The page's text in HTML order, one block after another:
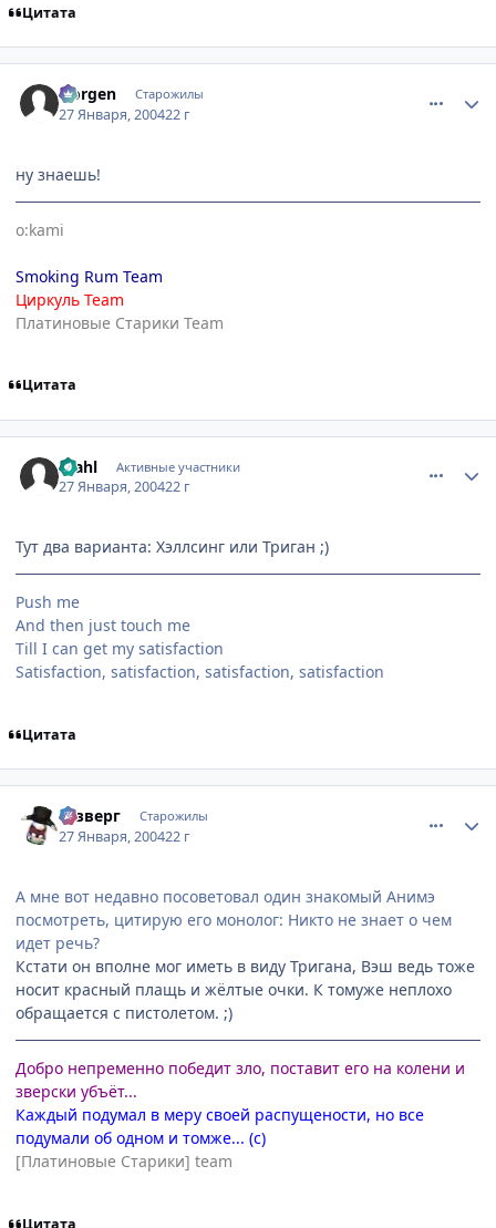
Цитата
Norgen Старожилы
27 Января, 200422 г
ну знаешь!
o:kami
Smoking Rum Team
Циркуль Team
Платиновые Старики Team
Цитата
Stahl Активные участники
27 Января, 200422 г
Тут два варианта: Хэллсинг или Триган ;)
Push me
And then just touch me
Till I can get my satisfaction
Satisfaction, satisfaction, satisfaction, satisfaction
Цитата
Юзверг Старожилы
27 Января, 200422 г
А мне вот недавно посоветовал один знакомый Анимэ
посмотреть, цитирую его монолог: Никто не знает о чем
идет речь?
Кстати он вполне мог иметь в виду Тригана, Вэш ведь тоже
носит красный плащь и жёлтые очки. К томуже неплохо
обращается с пистолетом. ;)
Добро непременно победит зло, поставит его на колени и
зверски убъёт...
Каждый подумал в меру своей распущености, но все
подумали об одном и томже... (с)
[Платиновые Старики] team
Цитата